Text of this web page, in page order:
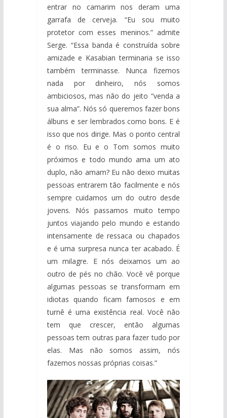
entrar no camarim nos deram uma
garrafa de cerveja. “Eu sou muito
protetor com esses meninos.” admite
Serge. “Essa banda é construída sobre
amizade e Kasabian terminaria se isso
também terminasse. Nunca fizemos
nada por dinheiro, nós somos
ambiciosos, mas não do jeito “venda a
sua alma”. Nós só queremos fazer bons
álbuns e ser lembrados como bons. E é
isso que nos dirige. Mas o ponto central
é o riso. Eu e o Tom somos muito
próximos e todo mundo ama um ato
duplo, não amam? Eu não deixo muitas
pessoas entrarem tão facilmente e nós
sempre cuidamos um do outro desde
jovens. Nós passamos muito tempo
juntos viajando pelo mundo e estando
intensamente de ressaca ou chapados
e é uma surpresa nunca ter acabado. É
um milagre. E nós deixamos um ao
outro de pés no chão. Você vê porque
algumas pessoas se transformam em
idiotas quando ficam famosos e em
turnê é uma existência real. Você não
tem que crescer, então algumas
pessoas tem outras para fazer tudo por
elas. Mas não somos assim, nós
fazemos nossas próprias coisas.”